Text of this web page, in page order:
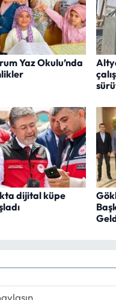
Yaz Okulu’nda
dijital küpe